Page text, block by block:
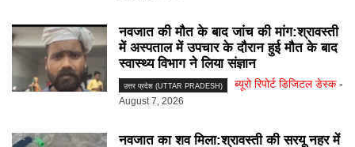
नवजात की मौत के बाद जांच की मांग:श्रावस्ती
में अस्पताल में उपचार के दौरान हुई मौत के बाद
स्वास्थ्य विभाग ने लिया संज्ञान
उत्तर प्रदेश (UTTAR PRADESH) ब्यूरो रिपोर्ट डिजिटल डेस्क -
August 7, 2026
नवजात का शव मिला:श्रावस्ती की सरयू नहर में